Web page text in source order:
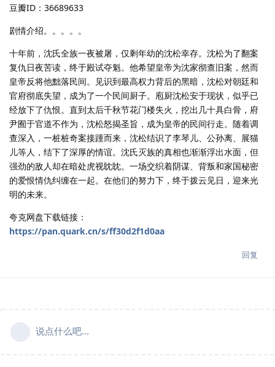
豆瓣ID：36689633
剧情介绍。。。。。
十年前，沈氏全族一夜被屠，仅剩年幼的沈松幸存。沈松为了翻案
复仇日夜苦读，终于殿试夺魁。他希望皇帝为沈家彻查旧案，然而
皇帝反将他黜落民间。见识到最高权力背后的黑暗，沈松对朝廷和
官府彻底失望，成为了一个民间厨子。庖厨沈松安于现状，似乎已
经放下了仇恨。直到太后千秋节花门楼失火，挖出几十具白骨，府
尹囿于官道不作为，沈松怒揭圣旨，成为皇帝的民间行走。随着调
查深入，一桩桩奇案接踵而来，沈松结识了李琴儿、公孙离、展猫
儿等人，结下了深厚的情谊。沈氏灭族的真相也渐渐浮出水面，但
强劲的敌人却在暗处虎视眈眈。一场交织着阴谋、背叛和家国秘密
的爱恨情仇纠缠在一起。在他们的努力下，终于拨云见日，迎来光
明的未来。
夸克网盘下载链接：
https://pan.quark.cn/s/ff30d2f1d0aa
回复
说点什么吧...